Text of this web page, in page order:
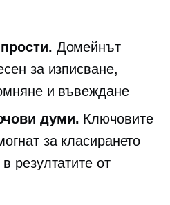
Домейнът
за изписване,
и въвеждане
думи. Ключовите
за класирането
резултатите от